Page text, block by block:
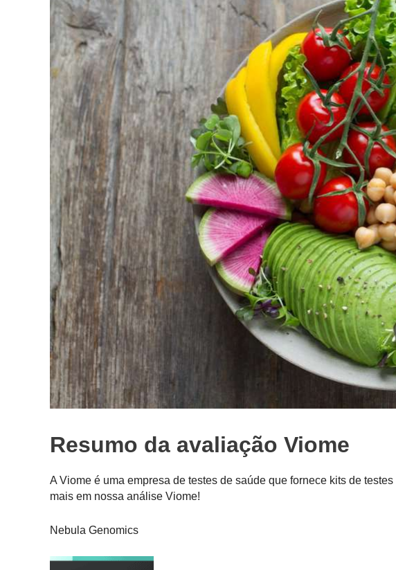
Resumo da avaliação Viome
A Viome é uma empresa de testes de saúde que fornece kits de
mais em nossa análise Viome!
Nebula Genomics